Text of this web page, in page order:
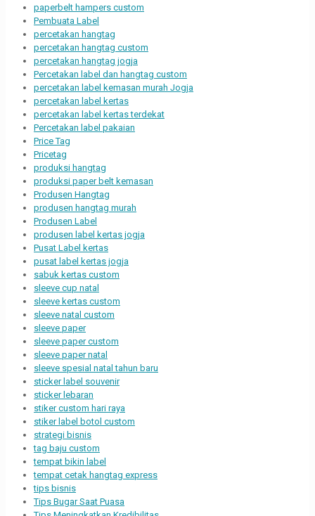
paperbelt hampers custom
Pembuata Label
percetakan hangtag
percetakan hangtag custom
percetakan hangtag jogja
Percetakan label dan hangtag custom
percetakan label kemasan murah Jogja
percetakan label kertas
percetakan label kertas terdekat
Percetakan label pakaian
Price Tag
Pricetag
produksi hangtag
produksi paper belt kemasan
Produsen Hangtag
produsen hangtag murah
Produsen Label
produsen label kertas jogja
Pusat Label kertas
pusat label kertas jogja
sabuk kertas custom
sleeve cup natal
sleeve kertas custom
sleeve natal custom
sleeve paper
sleeve paper custom
sleeve paper natal
sleeve spesial natal tahun baru
sticker label souvenir
sticker lebaran
stiker custom hari raya
stiker label botol custom
strategi bisnis
tag baju custom
tempat bikin label
tempat cetak hangtag express
tips bisnis
Tips Bugar Saat Puasa